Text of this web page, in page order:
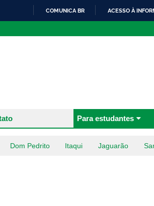
COMUNICA BR ACESSO À
Para estudantes
Dom Pedrito Itaqui Jaguarão